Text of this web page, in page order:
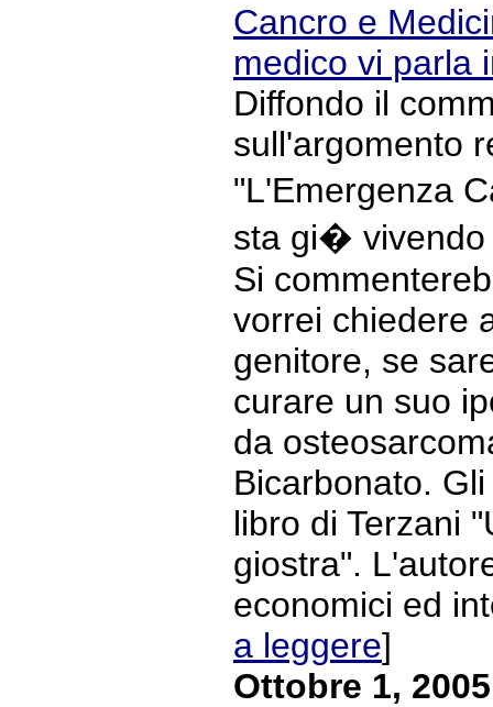
Cancro e
medico vi parla
Diffondo il
sull'argomento
"L'Emergenza
sta gi� vivendo
Si
vorrei chiedere
genitore, se
curare un suo
da
Bicarbonato.
libro di Terzani
giostra".
economici ed
a leggere]
Ottobre 1, 2005